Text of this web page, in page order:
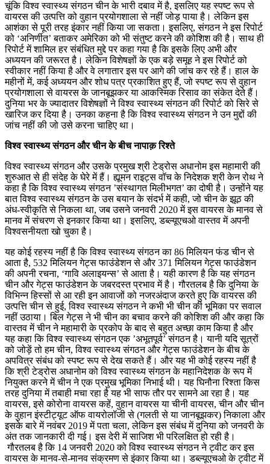
चूंकि विश्व स्वास्थ्य संगठन चीन के भारी दबाव में है, इसलिए यह स्पष्ट रूप से
वायरस की उत्पत्ति को वुहान प्रयोगशाला से नहीं जोड़ पाया है। लेकिन इस
आशंका से पूरी तरह इंकार नहीं किया जा सकता। इसलिए, संगठन ने इस रिपोर्ट
को ‘अनिर्णीत’ बताकर अमेरिका को भी संतुष्ट करने की कोशिश की है। साथ ही
रिपोर्ट में शामिल हर संबंधित मुद्दे पर कहा गया है कि इसके लिए अभी और
अध्ययन की जरूरत है। लेकिन विशेषज्ञों के एक बड़े समूह ने इस रिपोर्ट को
स्वीकार नहीं किया है और वे लगातार इस पर आगे की जांच कर रहे हैं। हाल के
महीनों में, कई अध्ययन और शोध पत्र प्रकाशित हुए हैं, जो स्पष्ट रूप से वुहान
प्रयोगशाला से वायरस के जानबूझकर या आकस्मिक रिसाव का संकेत देते हैं।
दुनिया भर के ज्यादातर विशेषज्ञों ने विश्व स्वास्थ्य संगठन की रिपोर्ट को सिरे से
खारिज कर दिया है। उनका कहना है कि विश्व स्वास्थ्य संगठन ने उन मुद्दों की
जांच नहीं की जो उसे करना चाहिए था।
विश्व स्वास्थ्य संगठन और चीन के बीच नापाक़ रिश्ते
विश्व स्वास्थ्य संगठन और उसके प्रमुख श्री टेड्रोस अधानोम इस महामारी की
शुरुआत से ही संदेह के घेरे में हैं। ह्यूमन राइट्स वॉच के निदेशक श्री केन रोथ ने
कहा है कि विश्व स्वास्थ्य संगठन ’संस्थागत मिलीभगत’ का दोषी है। उन्होंने यह
बात विश्व स्वास्थ्य संगठन के उस बयान के संदर्भ में कही, जो चीन के झूठ की
अंध-स्वीकृति से निकला था, जब उसने जनवरी 2020 में इस वायरस के मानव से
मानव में संचरण से इनकार किया था। इसलिए, डब्ल्यूएचओ वास्तव में अपनी
विश्वसनीयता खो चुका है।
यह कोई रहस्य नहीं है कि विश्व स्वास्थ्य संगठन का 86 मिलियन फंड चीन से
आता है, 532 मिलियन गेट्स फाउंडेशन से और 371 मिलियन गेट्स फाउंडेशन
की अपनी रचना, ‘गावि अलाइयन्स’ से आता है। यही कारण है कि यह संगठन
चीन और गेट्स फाउंडेशन के जबरदस्त प्रभाव में है। गौरतलब है कि दुनिया के
विभिन्न हिस्सों से आ रही इन आवाजों को नजरअंदाज करते हुए कि वायरस की
उत्पत्ति चीन से हुई, विश्व स्वास्थ्य संगठन ने कभी भी चीन की भूमिका पर सवाल
नहीं उठाया। बिल गेट्स ने भी चीन का बचाव करने की कोशिश की और कहा कि
वास्तव में चीन ने महामारी के प्रकोप के बाद से बहुत अच्छा काम किया है और
यह कहा कि विश्व स्वास्थ्य संगठन एक ’अभूतपूर्व’ संगठन है। यानी यदि सूत्रों
को जोड़ें तो हम चीन, विश्व स्वास्थ्य संगठन और गेट्स फाउंडेशन के बीच के
अपवित्र संबंध को स्पष्ट रूप से देख सकते हैं। और यह भी कोई रहस्य नहीं है
कि श्री टेड्रोस अधानोम को विश्व स्वास्थ्य संगठन के महानिदेशक के रूप में
नियुक्त करने में चीन ने एक प्रमुख भूमिका निभाई थी। यह घिनौना रिश्ता किस
तरह दुनिया में तबाही मचा रहा है यह भी साफ तौर पर सामने आ रहा है। यह
वायरस, इसे कोरोना वायरस कहें, वुहान वायरस या चीनी वायरस, चीन और चीन
के वुहान इंस्टीट्यूट ऑफ वायरोलॉजी से (गलती से या जानबूझकर) निकाला और
इसके बारे में नवंबर 2019 में पता चला, लेकिन इस संबंध में दुनिया को जनवरी के
अंत तक जानकारी दी गई। इस देरी में साजिश भी परिलक्षित हो रही है।
गौरतलब है कि 14 जनवरी 2020 को विश्व स्वास्थ्य संगठन ने ट्वीट कर इस
वायरस के मानव-से-मानव संक्रमण से इंकार किया था। डब्ल्यूएचओ के ट्वीट में